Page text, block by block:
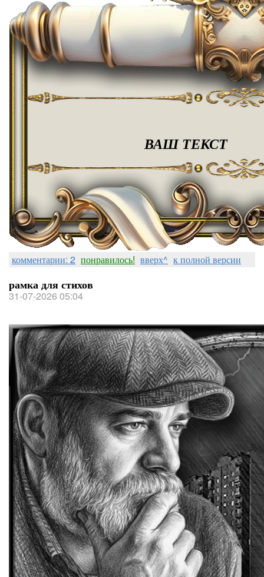
ВАШ ТЕКСТ
комментарии: 2 понравилось! вверх^ к полной версии
рамка для стихов
31-07-2026 05:04